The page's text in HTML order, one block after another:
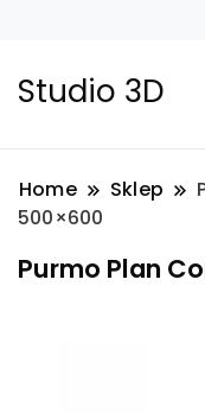
Studio 3D
Home Sklep
500×600
Purmo Plan